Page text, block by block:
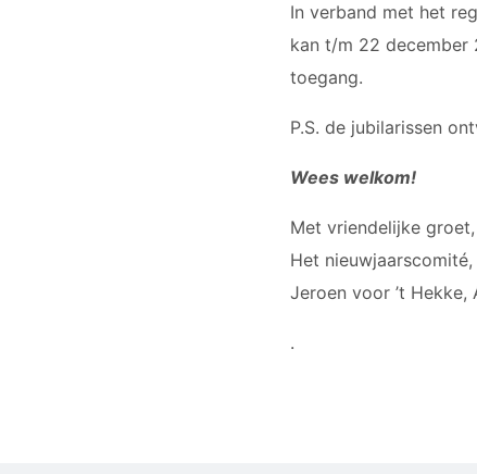
In verband met het
kan t/m 22 december
toegang.
P.S. de jubilarissen
Wees welkom!
Met vriendelijke groet,
Het nieuwjaarscomité,
Jeroen voor ’t Hekke,
.